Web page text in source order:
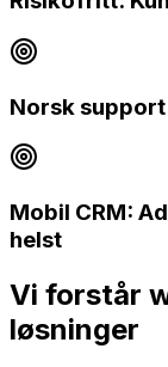
Norsk
Mobil CRM:
helst
Vi forstår
løsninger